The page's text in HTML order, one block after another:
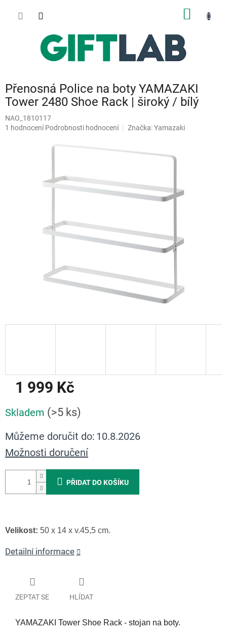
Přenosná Police na boty YAMAZAKI
Tower 2480 Shoe Rack | široký / bílý
NAO_1810117
Průměrné
1 hodnocení Podrobnosti hodnocení Značka:Yamazaki
1 999 Kč
cena:
Skladem (>5 ks)
Můžeme doručit do: 10.8.2026
Možnosti doručení
PŘIDAT DO KOŠÍKU
Velikost: 50 x 14 x v.45,5 cm.
Detailní informace
ZEPTAT SE HLÍDAT
YAMAZAKI Tower Shoe Rack - stojan na boty.